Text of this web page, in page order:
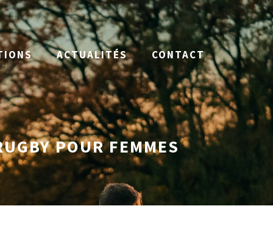
ACTUALITÉS CONTACT
POUR FEMMES